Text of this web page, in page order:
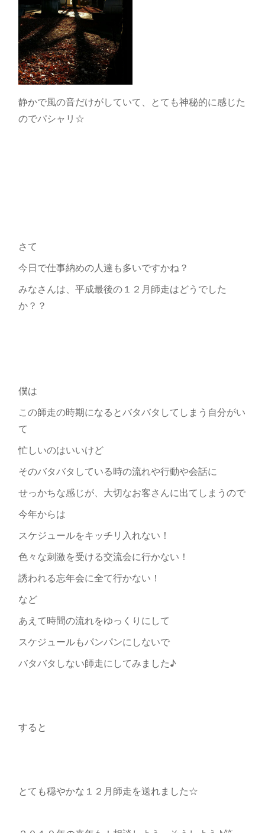
静かで風の音だけがしていて、とても神秘的に感じた
のでパシャリ☆
さて
今日で仕事納めの人達も多いですかね？
みなさんは、平成最後の１２月師走はどうでした
か？？
僕は
この師走の時期になるとバタバタしてしまう自分がい
て
忙しいのはいいけど
そのバタバタしている時の流れや行動や会話に
せっかちな感じが、大切なお客さんに出てしまうので
今年からは
スケジュールをキッチリ入れない！
色々な刺激を受ける交流会に行かない！
誘われる忘年会に全て行かない！
など
あえて時間の流れをゆっくりにして
スケジュールもパンパンにしないで
バタバタしない師走にしてみました♪
すると
とても穏やかな１２月師走を送れました☆